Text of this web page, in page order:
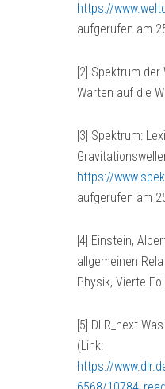
https://
aufgerufen am
[2] Spektrum
Warten auf die
[3] Spektrum:
https://
aufgerufen am
[4] Einstein,
allgemeinen
Physik, Vierte
[5] DLR_next
(Link:
https://